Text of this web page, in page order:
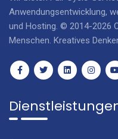
Anwendungsentwicklung,
und Hosting. © 2014-2026
Menschen. Kreatives